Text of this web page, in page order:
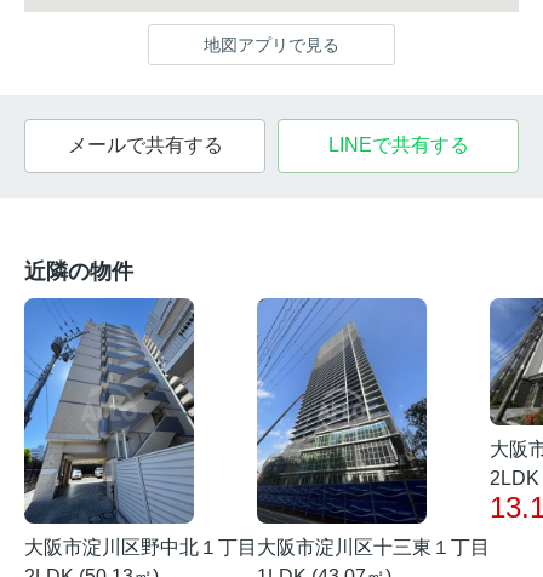
地図アプリで見る
メールで共有する LINEで共有する
近隣の物件
大阪市淀川区野中北１丁目 大阪市淀川区十三東１丁目
大阪
2LDK